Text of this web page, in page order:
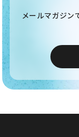
メールマガジン